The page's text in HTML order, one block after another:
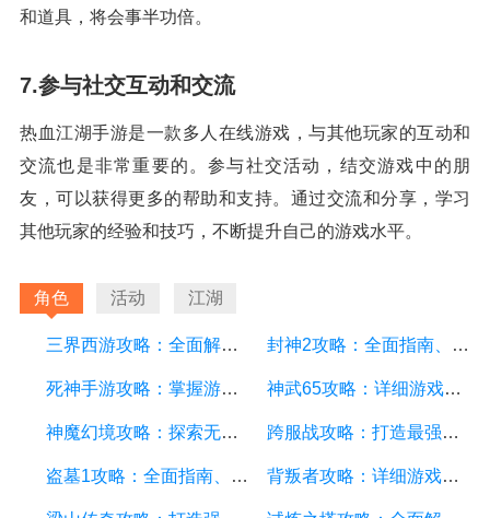
和道具，将会事半功倍。
7.参与社交互动和交流
热血江湖手游是一款多人在线游戏，与其他玩家的互动和
交流也是非常重要的。参与社交活动，结交游戏中的朋
友，可以获得更多的帮助和支持。通过交流和分享，学习
其他玩家的经验和技巧，不断提升自己的游戏水平。
角色 活动 江湖
三界西游攻略：全面解析三界西游游戏玩法、角色、装备与副本 封神2攻略：全面指南、技巧与秘籍解析
死神手游攻略：掌握游戏技巧，轻松成为顶级玩家 神武65攻略：详细游戏攻略方面的描述
神魔幻境攻略：探索无尽的魔幻世界，成为顶尖玩家 跨服战攻略：打造最强战队，征服多个服务器
盗墓1攻略：全面指南、秘籍和技巧 背叛者攻略：详细游戏攻略方面的描述